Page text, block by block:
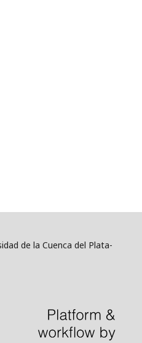
de la Cuenca del Plata-